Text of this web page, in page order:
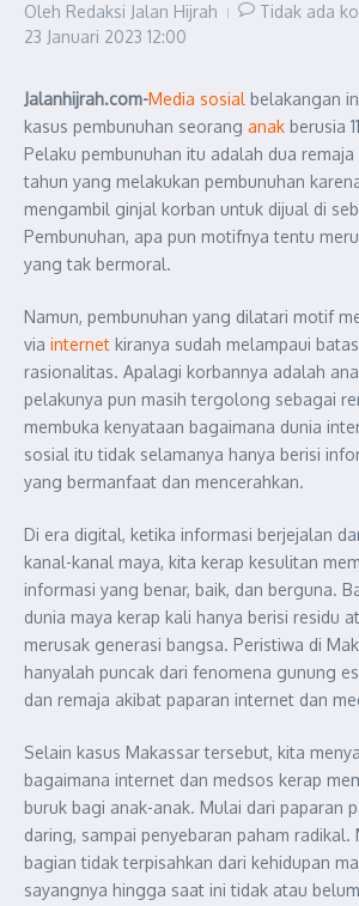
Oleh Redaksi Jalan Hijrah
Tidak ada
23 Januari 2023 12:00
Jalanhijrah.com-Media sosial belakangan
kasus pembunuhan seorang anak berusia
Pelaku pembunuhan itu adalah dua remaja
tahun yang melakukan pembunuhan
mengambil ginjal korban untuk dijual di
Pembunuhan, apa pun motifnya tentu
yang tak bermoral.
Namun, pembunuhan yang dilatari motif
via internet kiranya sudah melampaui
rasionalitas. Apalagi korbannya adalah
pelakunya pun masih tergolong sebagai
membuka kenyataan bagaimana dunia
sosial itu tidak selamanya hanya berisi
yang bermanfaat dan mencerahkan.
Di era digital, ketika informasi berjejalan
kanal-kanal maya, kita kerap kesulitan
informasi yang benar, baik, dan berguna.
dunia maya kerap kali hanya berisi residu
merusak generasi bangsa. Peristiwa di
hanyalah puncak dari fenomena gunung
dan remaja akibat paparan internet dan
Selain kasus Makassar tersebut, kita
bagaimana internet dan medsos kerap
buruk bagi anak-anak. Mulai dari paparan
daring, sampai penyebaran paham radikal.
bagian tidak terpisahkan dari kehidupan
sayangnya hingga saat ini tidak atau